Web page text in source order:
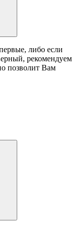
либо если
рекомендуем
позволит Вам